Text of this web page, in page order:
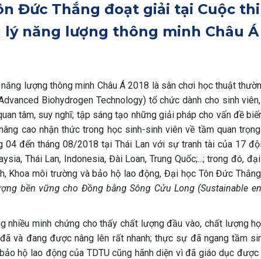
Đức Thắng đoạt giải tại Cuộc
năng lượng thông minh Châu Á
lượng thông minh Châu Á 2018 là sân chơi học thuật
Biohydrogen Technology) tổ chức dành cho sinh
tâm, suy nghĩ; tập sáng tạo những giải pháp cho vấn đề
cao nhận thức trong học sinh-sinh viên về tầm quan
04 đến tháng 08/2018 tại Thái Lan với sự tranh tài của 17
Thái Lan, Indonesia, Đài Loan, Trung Quốc;...; trong đó,
Khoa môi trường và bảo hộ lao động, Đại học Tôn Đức
bền vững cho Đồng bằng Sông Cửu Long (Sustainable
nhiều minh chứng cho thấy chất lượng đầu vào, chất lượng
và đang được nâng lên rất nhanh; thực sự đã ngang tầm
hộ lao động của TDTU cũng hãnh diện vì đã giáo dục được